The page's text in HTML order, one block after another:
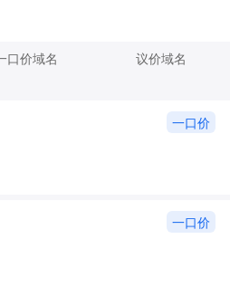
口价域名 议价域名
一口价
一口价